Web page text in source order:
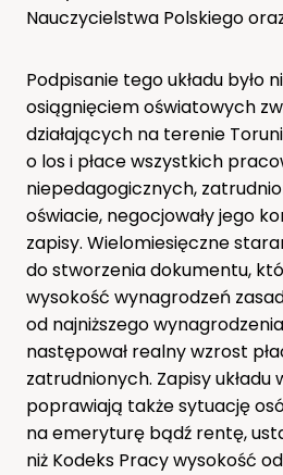
Nauczycielstwa Polskiego oraz
Podpisanie tego układu było
osiągnięciem oświatowych
działających na terenie
o los i płace wszystkich
niepedagogicznych,
oświacie, negocjowały jego
zapisy. Wielomiesięczne
do stworzenia dokumentu,
wysokość wynagrodzeń
od najniższego
następował realny wzrost
zatrudnionych. Zapisy układu
poprawiają także sytuację
na emeryturę bądź rentę,
niż Kodeks Pracy wysokość